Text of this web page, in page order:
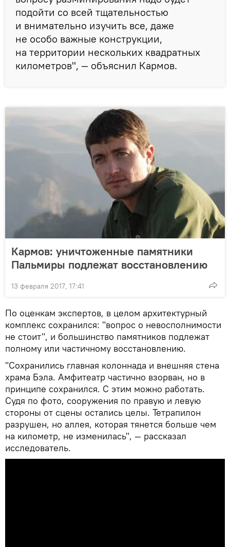
подойти со всей тщательностью
и внимательно изучить все, даже
не особо важные конструкции,
на территории нескольких квадратных
километров", — объяснил Кармов.
Кармов: уничтоженные памятники
Пальмиры подлежат восстановлению
13 февраля 2017, 17:41
По оценкам экспертов, в целом архитектурный
комплекс сохранился: "вопрос о невосполнимости
не стоит", и большинство памятников подлежат
полному или частичному восстановлению.
"Сохранились главная колоннада и внешняя стена
храма Бэла. Амфитеатр частично взорван, но в
принципе сохранился. С этим можно работать.
Судя по фото, сооружения по правую и левую
стороны от сцены остались целы. Тетрапилон
разрушен, но аллея, которая тянется больше чем
на километр, не изменилась", — рассказал
исследователь.